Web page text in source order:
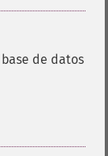
de datos